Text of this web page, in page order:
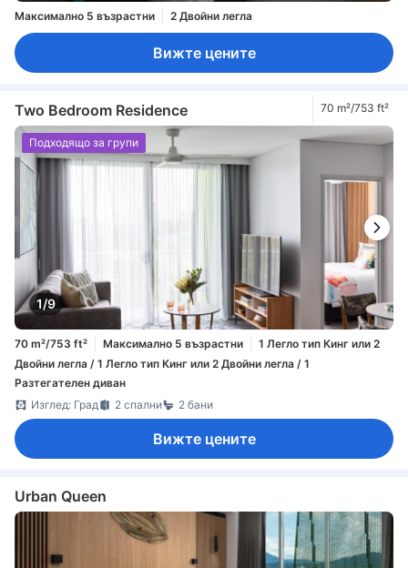
Максимално 5 възрастни 2 Двойни легла
Вижте цените
Two Bedroom Residence 70 m²/753 ft²
1/9
Подходящо за групи
70 m²/753 ft² Максимално 5 възрастни
1 Легло тип Кинг или 2
Двойни легла / 1 Легло тип Кинг или 2 Двойни легла / 1
Разтегателен диван
Изглед: Град
2 спални 2 бани
Вижте цените
Urban Queen